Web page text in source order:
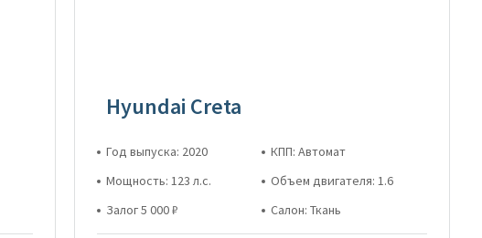
Hyundai Creta
Год выпуска: 2020
КПП: Автомат
Мощность: 123 л.с.
Объем двигателя: 1.6
Залог 5 000 ₽
Салон: Ткань